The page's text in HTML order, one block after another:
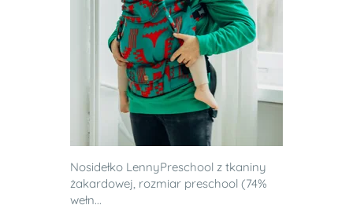
Nosidełko LennyPreschool z tkaniny
żakardowej, rozmiar preschool (74%
wełn...